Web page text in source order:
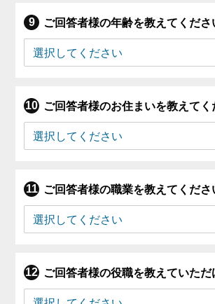
ご回答者様の年齢を教えてくださ
ご回答者様のお住まいを教えてく
ご回答者様の職業を教えてくださ
ご回答者様の役職を教えていただ